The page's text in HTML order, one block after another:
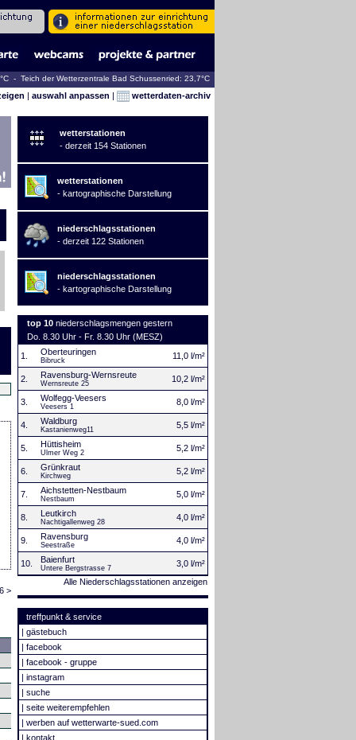
- Teich der Wetterzentrale Bad Schussenried: 23,7°C
| auswahl anpassen | wetterdaten-archiv
>
wetterstationen
- derzeit 154 Stationen
wetterstationen
- kartographische Darstellung
niederschlagsstationen
- derzeit 122 Stationen
niederschlagsstationen
- kartographische Darstellung
top 10 niederschlagsmengen gestern
Do. 8.30 Uhr - Fr. 8.30 Uhr (MESZ)
1.
Oberteuringen
Bibruck 11,0 l/m²
2. Ravensburg-Wernsreute
Wernsreute 25 10,2 l/m²
3. Wolfegg-Veesers
Veesers 1 8,0 l/m²
4. Waldburg
Kastanienweg11 5,5 l/m²
5. Hüttisheim
Ulmer Weg 2 5,2 l/m²
6. Grünkraut
Kirchweg 5,2 l/m²
7. Aichstetten-Nestbaum
Nestbaum 5,0 l/m²
8. Leutkirch
Nachtigallenweg 28 4,0 l/m²
9. Ravensburg
Seestraße 4,0 l/m²
10. Baienfurt
Untere Bergstrasse 7
3,0 l/m²
Alle Niederschlagsstationen anzeigen
treffpunkt & service
| gästebuch
| facebook
| facebook - gruppe
| instagram
| suche
| seite weiterempfehlen
| werben auf wetterwarte-sued.com
| kontakt